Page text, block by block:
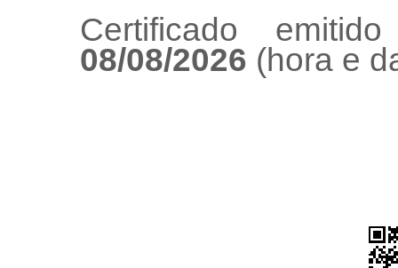
Certificado
08/08/2026 (hora e